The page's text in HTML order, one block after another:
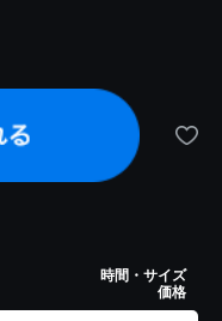
時間・サイズ
価格